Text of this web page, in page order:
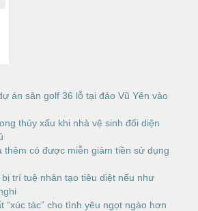
án sân golf 36 lỗ tại đảo Vũ Yên vào
thủy xấu khi nhà vệ sinh đối diện
thêm có được miễn giảm tiền sử dụng
trí tuệ nhân tạo tiêu diệt nếu như
“xúc tác” cho tình yêu ngọt ngào hơn